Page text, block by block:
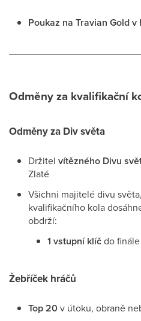
Poukaz na Travian Gold
Odměny za kvalifikační
Odměny za Div světa
Držitel vítězného Divu
Zlaté
Všichni majitelé divu
kvalifikačního kola
obdrží:
1 vstupní klíčdo
Žebříček hráčů
Top 20v útoku, obraně